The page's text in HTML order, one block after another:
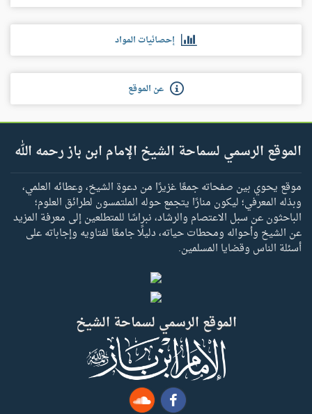
إحصائيات المواد
عن الموقع
الموقع الرسمي لسماحة الشيخ الإمام ابن باز رحمه الله
موقع يحوي بين صفحاته جمعًا غزيرًا من دعوة الشيخ، وعطائه العلمي،
وبذله المعرفي؛ ليكون منارًا يتجمع حوله الملتمسون لطرائق العلوم؛
الباحثون عن سبل الاعتصام والرشاد، نبراسًا للمتطلعين إلى معرفة المزيد
عن الشيخ وأحواله ومحطات حياته، دليلًا جامعًا لفتاويه وإجاباته على
أسئلة الناس وقضايا المسلمين.
الموقع الرسمي لسماحة الشيخ